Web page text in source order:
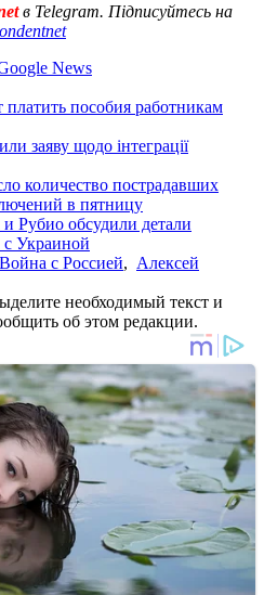
в Telegram. Підписуйтесь на
News
пособия работникам
заяву щодо інтеграції
количество пострадавших
в пятницу
Рубио обсудили детали
Украиной
Война с Россией, Алексей
необходимый текст и
об этом редакции.